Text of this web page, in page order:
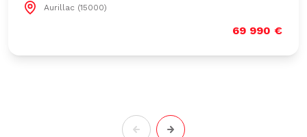
Aurillac (15000)
69 990 €